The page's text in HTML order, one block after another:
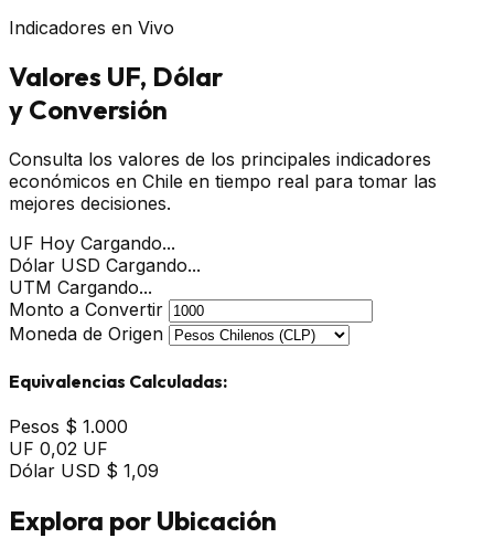
Indicadores en Vivo
Valores UF, Dólar
y Conversión
Consulta los valores de los principales indicadores
económicos en Chile en tiempo real para tomar las
mejores decisiones.
UF Hoy Cargando...
Dólar USD Cargando...
UTM Cargando...
Monto a Convertir
Moneda de Origen
Equivalencias Calculadas:
Pesos $ 1.000
UF 0,02 UF
Dólar USD $ 1,09
Explora por Ubicación